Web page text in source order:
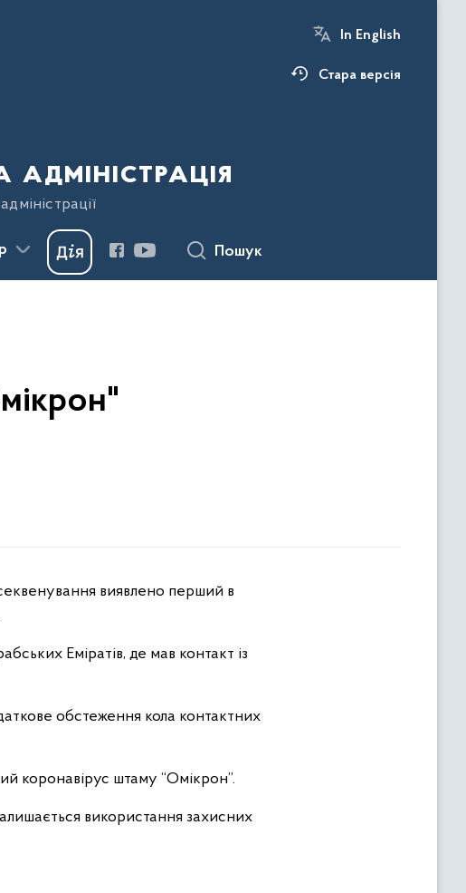
In English
Стара версія
Пошук
Еміратів, де мав контакт із
обстеження кола контактних
коронавірус штаму “Омікрон”.
використання захисних